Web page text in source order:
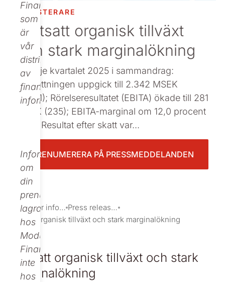
Finance,
som
är
vår
distributör
av
finansiell
information.
Informationen
om
din
prenumeration
lagras
hos
Modular
Finance,
inte
hos
INVESTERARE
Fortsatt organisk tillväxt
och stark marginalökning
: Tredje kvartalet 2025 i sammandrag:
Omsättningen uppgick till 2.342 MSEK
(2.401); Rörelseresultatet (EBITA) ökade till 281
MSEK (235); EBITA-marginal om 12,0 procent
(9,8); Resultat efter skatt var...
PRENUMERERA PÅ PRESSMEDDELANDEN
Investor information
Press releases
Fortsatt organisk tillväxt och stark marginalökning
Fortsatt organisk tillväxt och stark
marginalökning